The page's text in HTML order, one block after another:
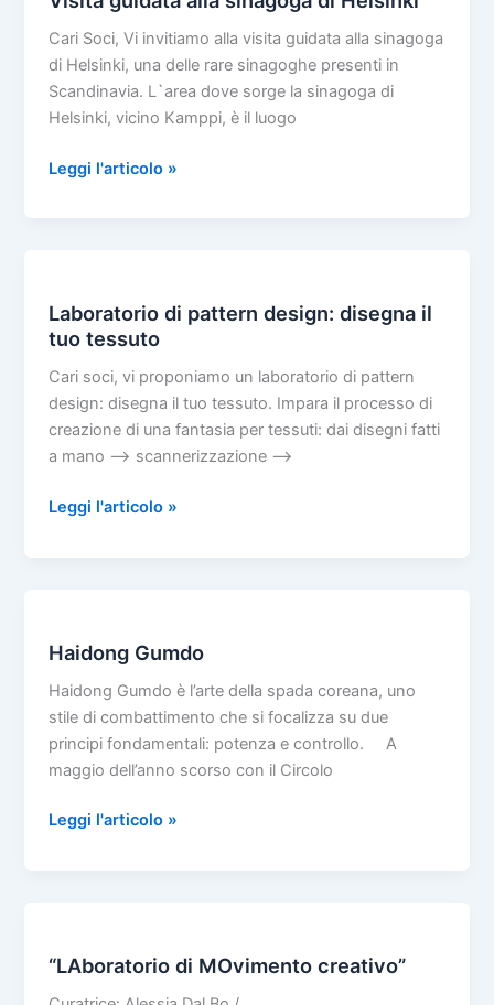
nel
tempo
e
nello
spazio
una
socialità”
Cari Soci, Vi invitiamo alla visita guidata alla sinagoga
di Helsinki, una delle rare sinagoghe presenti in
Scandinavia. L`area dove sorge la sinagoga di
Helsinki, vicino Kamppi, è il luogo
Visita
Leggi l'articolo »
Laboratorio di pattern design: disegna il
tuo tessuto
Cari soci, vi proponiamo un laboratorio di pattern
design: disegna il tuo tessuto. Impara il processo di
creazione di una fantasia per tessuti: dai disegni fatti
a mano –> scannerizzazione –>
Laboratorio
tuo
tessuto
Leggi l'articolo »
Haidong Gumdo
Haidong Gumdo è l’arte della spada coreana, uno
stile di combattimento che si focalizza su due
principi fondamentali: potenza e controllo. A
maggio dell’anno scorso con il Circolo
Haidong
Leggi l'articolo »
“LAboratorio di MOvimento creativo”